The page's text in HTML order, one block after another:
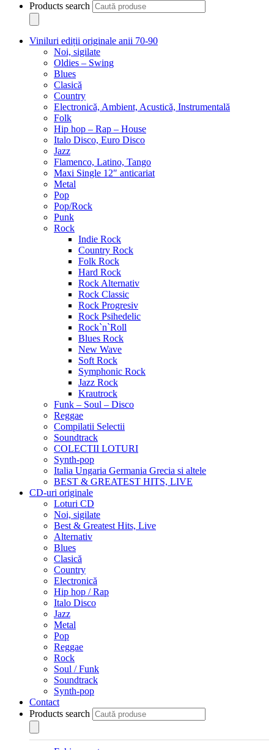
Products search
Viniluri ediții originale anii 70-90
Noi, sigilate
Oldies – Swing
Blues
Clasică
Country
Electronică, Ambient, Acustică, Instrumentală
Folk
Hip hop – Rap – House
Italo Disco, Euro Disco
Jazz
Flamenco, Latino, Tango
Maxi Single 12″ anticariat
Metal
Pop
Pop/Rock
Punk
Rock
Indie Rock
Country Rock
Folk Rock
Hard Rock
Rock Alternativ
Rock Classic
Rock Progresiv
Rock Psihedelic
Rock`n`Roll
Blues Rock
New Wave
Soft Rock
Symphonic Rock
Jazz Rock
Krautrock
Funk – Soul – Disco
Reggae
Compilatii Selectii
Soundtrack
COLECTII LOTURI
Synth-pop
Italia Ungaria Germania Grecia si altele
BEST & GREATEST HITS, LIVE
CD-uri originale
Loturi CD
Noi, sigilate
Best & Greatest Hits, Live
Alternativ
Blues
Clasică
Country
Electronică
Hip hop / Rap
Italo Disco
Jazz
Metal
Pop
Reggae
Rock
Soul / Funk
Soundtrack
Synth-pop
Contact
Products search